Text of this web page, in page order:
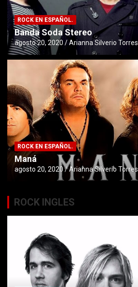
ROCK EN ESPAÑOL.
Banda Soda Stereo
agosto 20, 2020 Arianna Silverio Torres
ROCK EN ESPAÑOL.
Maná
agosto 20, 2020 Arianna Silverio Torres
ROCK INGLES